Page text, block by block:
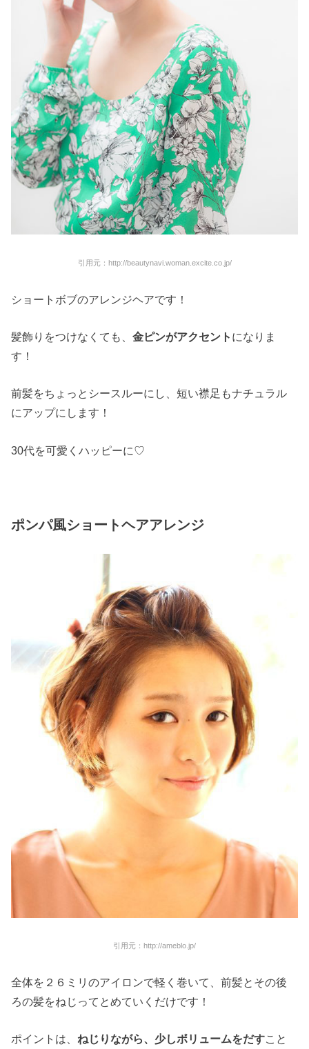
引用元：http://beautynavi.woman.excite.co.jp/
ショートボブのアレンジヘアです！
髪飾りをつけなくても、金ピンがアクセント になりま
す！
前髪をちょっとシースルーにし、短い襟足もナチュラル
にアップにします！
30代を可愛くハッピーに♡
ポンパ風ショートヘアアレンジ
引用元：http://ameblo.jp/
全体を２６ミリのアイロンで軽く巻いて、前髪とその後
ろの髪をねじってとめていくだけです！
ポイントは、 ねじりながら、少しボリュームをだすこと